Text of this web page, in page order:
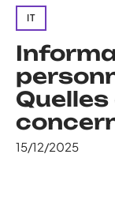
IT
15/12/2025